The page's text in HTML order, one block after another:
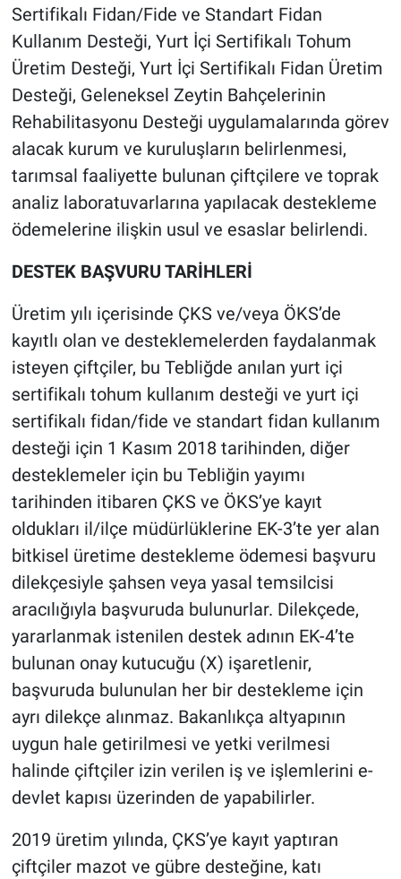
Sertifikalı Fidan/Fide ve Standart Fidan
Kullanım Desteği, Yurt İçi Sertifikalı Tohum
Üretim Desteği, Yurt İçi Sertifikalı Fidan Üretim
Desteği, Geleneksel Zeytin Bahçelerinin
Rehabilitasyonu Desteği uygulamalarında görev
alacak kurum ve kuruluşların belirlenmesi,
tarımsal faaliyette bulunan çiftçilere ve toprak
analiz laboratuvarlarına yapılacak destekleme
ödemelerine ilişkin usul ve esaslar belirlendi.
DESTEK BAŞVURU TARİHLERİ
Üretim yılı içerisinde ÇKS ve/veya ÖKS’de
kayıtlı olan ve desteklemelerden faydalanmak
isteyen çiftçiler, bu Tebliğde anılan yurt içi
sertifikalı tohum kullanım desteği ve yurt içi
sertifikalı fidan/fide ve standart fidan kullanım
desteği için 1 Kasım 2018 tarihinden, diğer
desteklemeler için bu Tebliğin yayımı
tarihinden itibaren ÇKS ve ÖKS’ye kayıt
oldukları il/ilçe müdürlüklerine EK-3’te yer alan
bitkisel üretime destekleme ödemesi başvuru
dilekçesiyle şahsen veya yasal temsilcisi
aracılığıyla başvuruda bulunurlar. Dilekçede,
yararlanmak istenilen destek adının EK-4’te
bulunan onay kutucuğu (X) işaretlenir,
başvuruda bulunulan her bir destekleme için
ayrı dilekçe alınmaz. Bakanlıkça altyapının
uygun hale getirilmesi ve yetki verilmesi
halinde çiftçiler izin verilen iş ve işlemlerini e-
devlet kapısı üzerinden de yapabilirler.
2019 üretim yılında, ÇKS’ye kayıt yaptıran
çiftçiler mazot ve gübre desteğine, katı